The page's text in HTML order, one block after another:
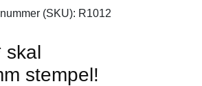
(SKU): R1012
skal
stempel!